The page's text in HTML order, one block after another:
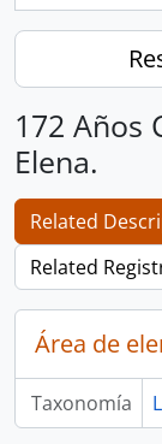
172 Años
Elena.
Related
Related
Área de
Taxonomía